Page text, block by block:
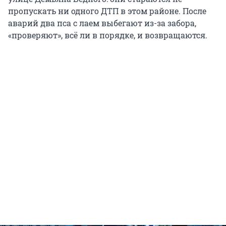
пропускать ни одного ДТП в этом районе. После
аварий два пса с лаем выбегают из-за забора,
«проверяют», всё ли в порядке, и возвращаются.